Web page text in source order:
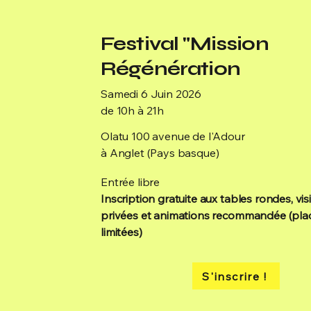
Festival "Mission
Régénération
Samedi 6 Juin 2026
de 10h à 21h
Olatu 100 avenue de l'Adour
à Anglet (Pays basque)
Entrée libre
Inscription gratuite aux tables rondes,
privées et animations recommandée
limitées)
S'inscrire !